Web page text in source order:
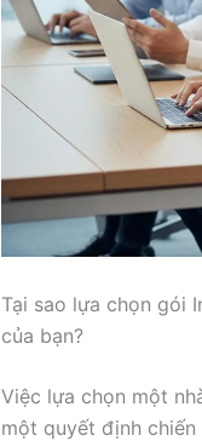
Tại sao lựa chọn gói
của bạn?
Việc lựa chọn một
một quyết định